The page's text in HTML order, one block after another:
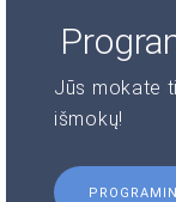
Jūs mokate
išmokų!